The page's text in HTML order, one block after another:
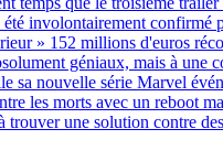
involontairement confirmé
» 152 millions d'euros
géniaux, mais à une
sa nouvelle série Marvel
les morts avec un reboot
une solution contre